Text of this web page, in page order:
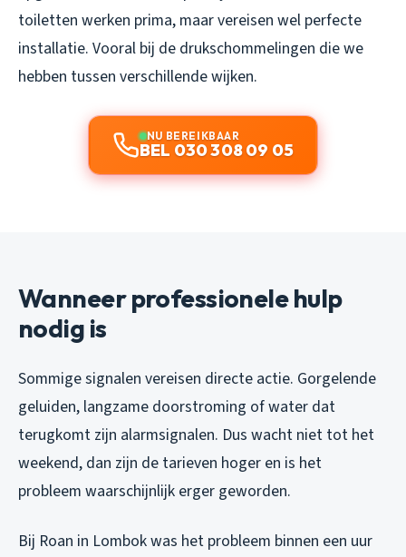
toiletten werken prima, maar vereisen wel perfecte
installatie. Vooral bij de drukschommelingen die we
hebben tussen verschillende wijken.
NU BEREIKBAAR
BEL 030 308 09 05
Wanneer professionele hulp
nodig is
Sommige signalen vereisen directe actie. Gorgelende
geluiden, langzame doorstroming of water dat
terugkomt zijn alarmsignalen. Dus wacht niet tot het
weekend, dan zijn de tarieven hoger en is het
probleem waarschijnlijk erger geworden.
Bij Roan in Lombok was het probleem binnen een uur